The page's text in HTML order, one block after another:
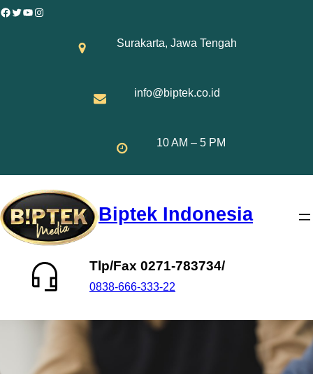
Skip
Facebook
Twitter
YouTube
Instagram
Surakarta, Jawa Tengah
info@biptek.co.id
10 AM – 5 PM
Biptek Indonesia
Tlp/Fax 0271-783734/
0838-666-333-22